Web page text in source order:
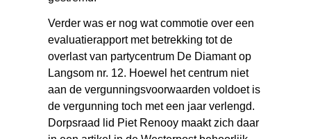
Verder was er nog wat commotie over een
evaluatierapport met betrekking tot de
overlast van partycentrum De Diamant op
Langsom nr. 12. Hoewel het centrum niet
aan de vergunningsvoorwaarden voldoet is
de vergunning toch met een jaar verlengd.
Dorpsraad lid Piet Renooy maakt zich daar